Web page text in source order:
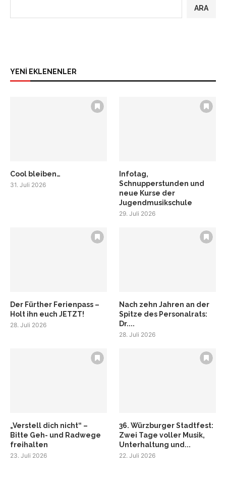
ARA
YENİ EKLENENLER
Cool bleiben…
31. Juli 2026
Infotag,
Schnupperstunden und
neue Kurse der
Jugendmusikschule
29. Juli 2026
Der Fürther Ferienpass –
Holt ihn euch JETZT!
28. Juli 2026
Nach zehn Jahren an der
Spitze des Personalrats:
Dr....
28. Juli 2026
„Verstell dich nicht“ –
Bitte Geh- und Radwege
freihalten
23. Juli 2026
36. Würzburger Stadtfest:
Zwei Tage voller Musik,
Unterhaltung und...
22. Juli 2026